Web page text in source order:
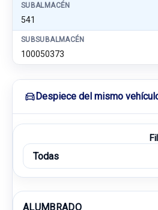
SUBALMACÉN
541
SUBSUBALMACÉN
100050373
Despiece del mismo
ALUMBRADO